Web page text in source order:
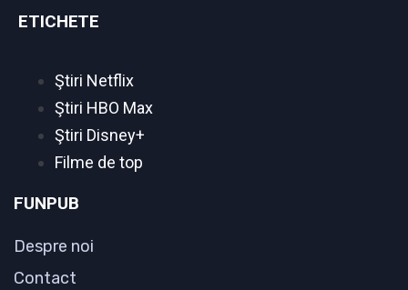
ETICHETE
Ştiri Netflix
Ştiri HBO Max
Ştiri Disney+
Filme de top
FUNPUB
Despre noi
Contact